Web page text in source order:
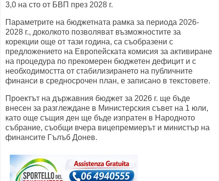
3,0 на сто от БВП през 2028 г.
Параметрите на бюджетната рамка за периода 2026-
2028 г., доколкото позволяват възможностите за
корекции още от тази година, са съобразени с
предложението на Европейската комисия за активиране
на процедура по прекомерен бюджетен дефицит и с
необходимостта от стабилизирането на публичните
финанси в средносрочен план, е записано в текстовете.
Проектът на държавния бюджет за 2026 г. ще бъде
внесен за разглеждане в Министерския съвет на 1 юли,
като още същия ден ще бъде изпратен в Народното
събрание, съобщи вчера вицепремиерът и министър на
финансите Гълъб Донев.